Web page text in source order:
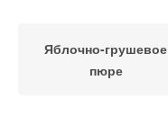
Яблочно-грушевое
пюре